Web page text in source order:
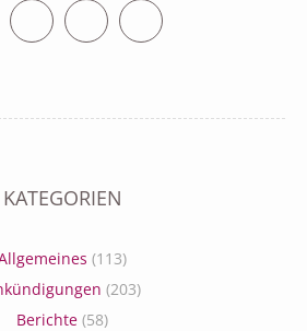
FacebookVimeo RSS Feed
KATEGORIEN
(113)
(203)
Berichte (58)